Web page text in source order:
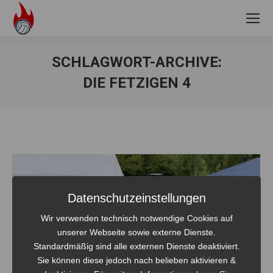
SCHLAGWORT-ARCHIVE:
DIE FETZIGEN 4
Datenschutzeinstellungen
Wir verwenden technisch notwendige Cookies auf
unserer Webseite sowie externe Dienste.
Standardmäßig sind alle externen Dienste deaktiviert.
Sie können diese jedoch nach belieben aktivieren &